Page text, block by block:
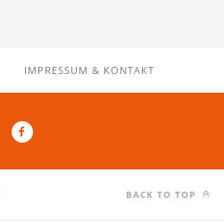
IMPRESSUM & KONTAKT
BACK TO TOP